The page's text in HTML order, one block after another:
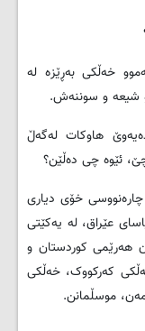
خەڵکی بەڕێزە لە
شیعە و سوننەش.
هاوکات لەگەڵ
ئێوە چی دەڵێن؟
خۆی دیاری
عێراق، لە یەکێتی
هەرێمی کوردستان و
کەرکووک، خەڵکی
موسڵمانن.